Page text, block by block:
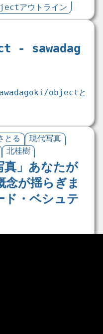
アウトライン
- sawadag
objectと
とる
現代写真
北桂樹
真」あなたが
念が揺らぎま
ド・ベシュテ